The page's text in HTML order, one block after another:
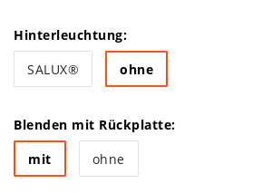
Hinterleuchtung:
SALUX®
ohne
Blenden mit Rückplatte:
mit
ohne